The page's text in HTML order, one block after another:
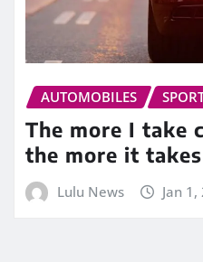
AUTOMOBILES
The more I take
the more it
Lulu News Jan